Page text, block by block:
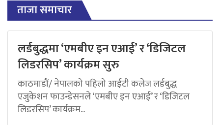
ताजा समाचार
लर्डबुद्धमा ‘एमबीए इन एआई’ र ‘डिजिटल
लिडरसिप’ कार्यक्रम सुरु
काठमाडौं/ नेपालको पहिलो आईटी कलेज लर्डबुद्ध
एजुकेशन फाउन्डेसनले ‘एमबीए इन एआई’ र ‘डिजिटल
लिडरसिप’ कार्यक्रम...